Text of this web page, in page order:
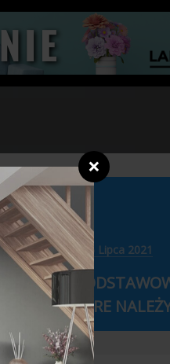
6 Lipca 2021
9
KTÓRE
❌